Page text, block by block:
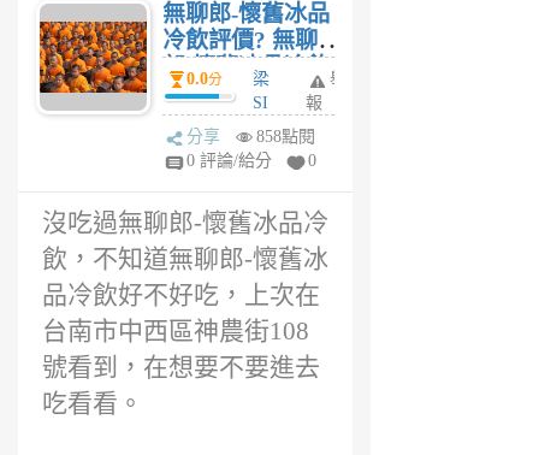
無聊郎-懷舊冰品
冷飲評價? 無聊
郎-懷舊冰品冷飲
好吃嗎?
0.0分
梁
SI
R
6
舉
報
分享
858點閱
0 評論/給分
0
沒吃過無聊郎-懷舊冰品冷
飲，不知道無聊郎-懷舊冰
品冷飲好不好吃，上次在
台南市中西區神農街108
號看到，在想要不要進去
吃看看。